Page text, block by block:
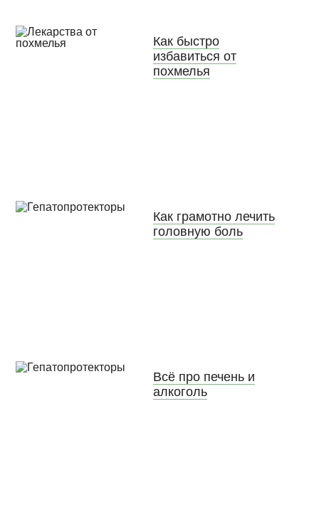
Как быстро
избавиться от
похмелья
Как грамотно лечить
головную боль
Всё про печень и
алкоголь